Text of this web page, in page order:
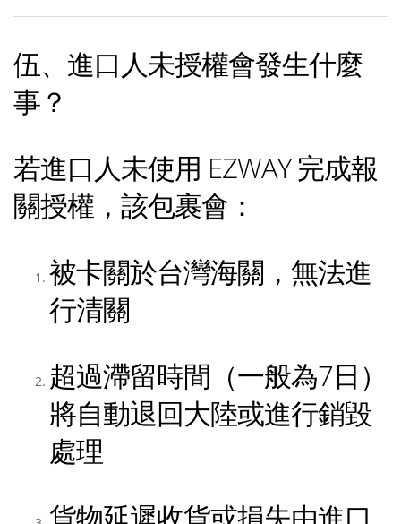
伍、進口人未授權會發生什麼
事？
若進口人未使用 EZWAY 完成報
關授權，該包裹會：
被卡關於台灣海關，無法進
行清關
超過滯留時間（一般為7日）
將自動退回大陸或進行銷毀
處理